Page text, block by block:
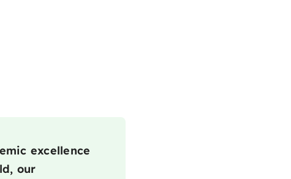
excellence
our